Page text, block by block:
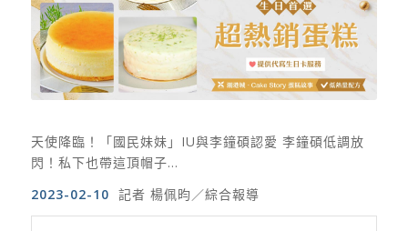
天使降臨！「國民妹妹」IU與李鐘碩認愛 李鐘碩低調放
閃！私下也帶這頂帽子…
2023-02-10 記者 楊佩昀／綜合報導